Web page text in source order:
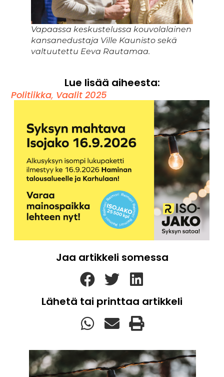
Vapaassa keskustelussa kouvolalainen
kansanedustaja Ville Kaunisto sekä
valtuutettu Eeva Rautamaa.
Lue lisää aiheesta:
Politiikka, Vaalit 2025
Jaa artikkeli somessa
Lähetä tai printtaa artikkeli